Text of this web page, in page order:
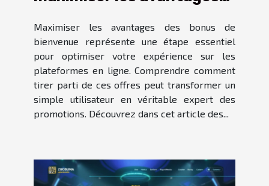
Maximiser les avantages des bonus de
bienvenue représente une étape essentiel
pour optimiser votre expérience sur les
plateformes en ligne. Comprendre comment
tirer parti de ces offres peut transformer un
simple utilisateur en véritable expert des
promotions. Découvrez dans cet article des...